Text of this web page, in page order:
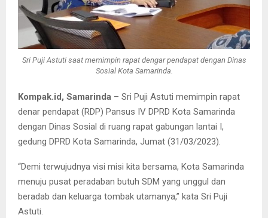
Sri Puji Astuti saat memimpin rapat dengar pendapat dengan Dinas
Sosial Kota Samarinda.
Kompak.id, Samarinda – Sri Puji Astuti memimpin rapat
denar pendapat (RDP) Pansus IV DPRD Kota Samarinda
dengan Dinas Sosial di ruang rapat gabungan lantai I,
gedung DPRD Kota Samarinda, Jumat (31/03/2023).
“Demi terwujudnya visi misi kita bersama, Kota Samarinda
menuju pusat peradaban butuh SDM yang unggul dan
beradab dan keluarga tombak utamanya,” kata Sri Puji
Astuti.